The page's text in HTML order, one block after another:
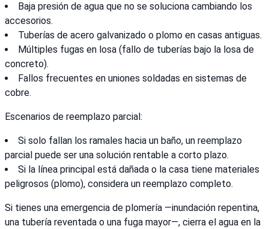
Baja presión de agua que no se soluciona cambiando los
accesorios.
Tuberías de acero galvanizado o plomo en casas antiguas.
Múltiples fugas en losa (fallo de tuberías bajo la losa de
concreto).
Fallos frecuentes en uniones soldadas en sistemas de
cobre.
Escenarios de reemplazo parcial:
Si solo fallan los ramales hacia un baño, un reemplazo
parcial puede ser una solución rentable a corto plazo.
Si la línea principal está dañada o la casa tiene materiales
peligrosos (plomo), considera un reemplazo completo.
Si tienes una emergencia de plomería —inundación repentina,
una tubería reventada o una fuga mayor—, cierra el agua en la